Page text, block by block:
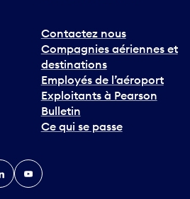
Contactez nous
Compagnies aériennes et
destinations
Employés de l’aéroport
Exploitants à Pearson
Bulletin
Ce qui se passe
YouTube